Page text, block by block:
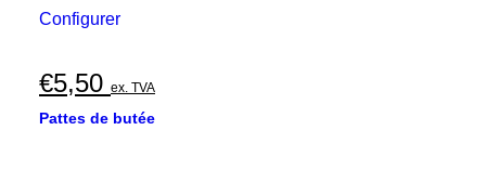
Configurer
€5,50 ex. TVA
Pattes de butée